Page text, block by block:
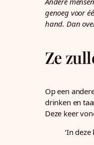
genoeg voor
hand. Dan
Ze
Op een
drinken en
Deze keer
‘In